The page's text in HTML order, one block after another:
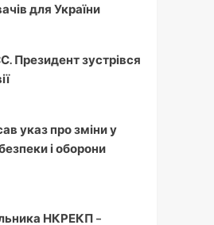
для України
Президент зустрівся
указ про зміни у
і оборони
НКРЕКП –